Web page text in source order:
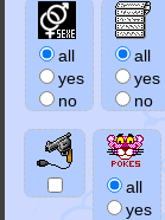
all
yes
no
all
yes
no
all
yes